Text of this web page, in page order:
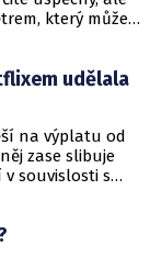
který může
udělala
na výplatu od
zase slibuje
souvislosti s